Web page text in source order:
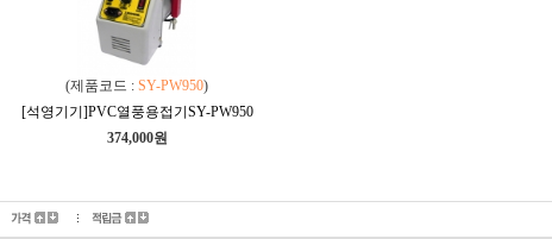
(제품코드 : SY-PW950)
[석영기기]PVC열풍용접기SY-PW950
374,000원